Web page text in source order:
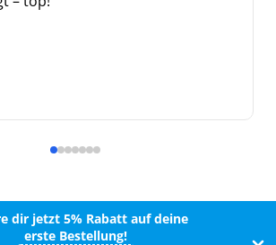
dir jetzt 5% Rabatt auf deine
erste Bestellung!